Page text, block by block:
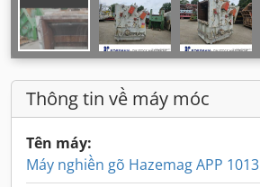
Thông tin về máy móc
Tên máy:
Máy nghiền gõ Hazemag APP 1013